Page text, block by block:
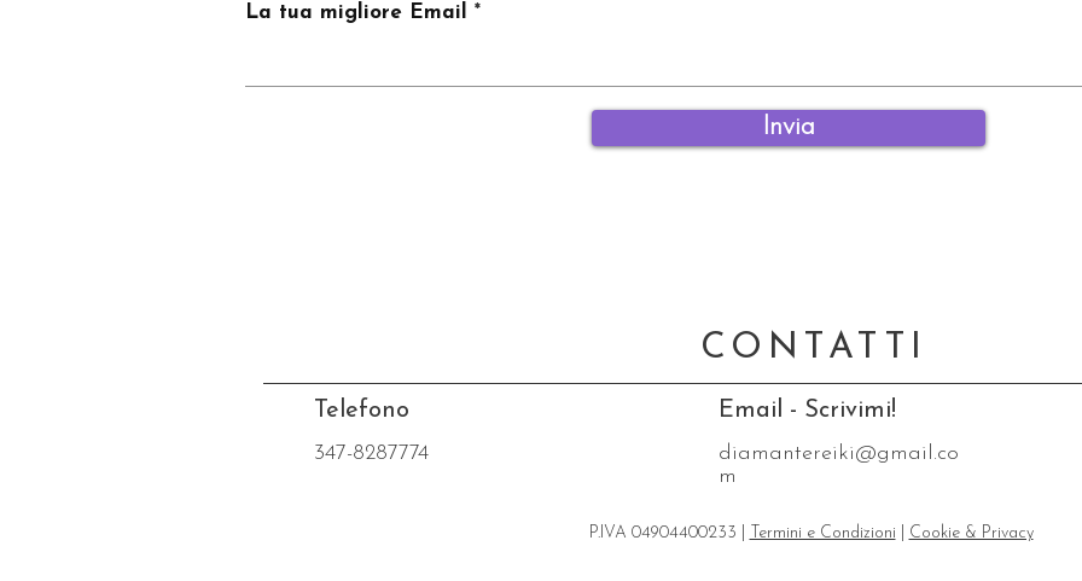
La tua migliore Email
Invia
CONTATTI
Telefono
347-8287774
Email - Scrivimi!
diamantereiki@gmail.co
m
P.IVA 04904400233 | Termini e Condizioni Cookie & Privacy